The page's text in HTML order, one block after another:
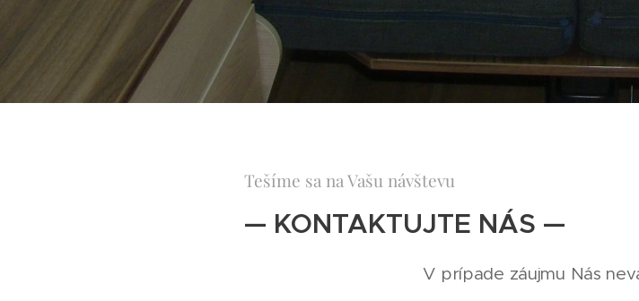
Tešíme sa na Vašu návštevu
— KONTAKTUJTE NÁS —
V prípade záujmu Nás